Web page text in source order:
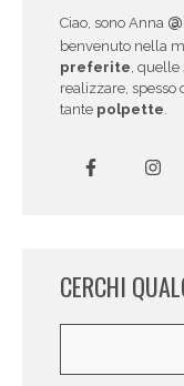
Ciao, sono Anna
benvenuto nella
preferite, quelle
realizzare, spesso
tante polpette.
CERCHI